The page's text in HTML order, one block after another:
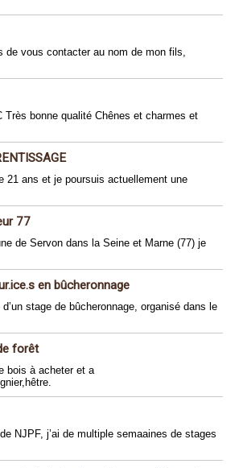
de vous contacter au nom de mon fils,
Très bonne qualité Chênes et charmes et
21 ans et je poursuis actuellement une
77
de Servon dans la Seine et Marne (77) je
en bûcheronnage
stage de bûcheronnage, organisé dans le
forêt
bois à acheter et a
NJPF, j’ai de multiple semaaines de stages